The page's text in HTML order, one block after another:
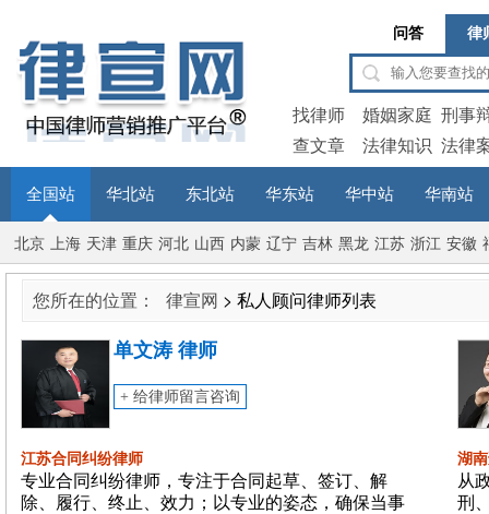
问答 律
找律师 婚姻家庭 刑事
查文章
法律知识 法律
全国站 华北站 东北站 华东站 华中站 华南站
北京 上海 天津 重庆 河北 山西 内蒙 辽宁 吉林 黑龙 江苏 浙江 安徽
您所在的位置： 律宣网 > 私人顾问律师列表
单文涛 律师
+ 给律师留言咨询
江苏合同纠纷律师
专业合同纠纷律师，专注于合同起草、签订、解
除、履行、终止、效力；以专业的姿态，确保当事
湖
从
刑